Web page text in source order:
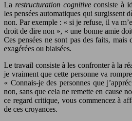
La restructuration cognitiveconsiste à
les pensées automatiques qui surgissent
non. Par exemple : « si je refuse, il va
droit de dire non », « une bonne amie
Ces pensées ne sont pas des faits, mais
exagérées ou biaisées.
Le travail consiste à les confronter à la
je vraiment que cette personne va
« Connais-je des personnes que
non, sans que cela ne remette en cause
ce regard critique, vous commencez à
de ces croyances.